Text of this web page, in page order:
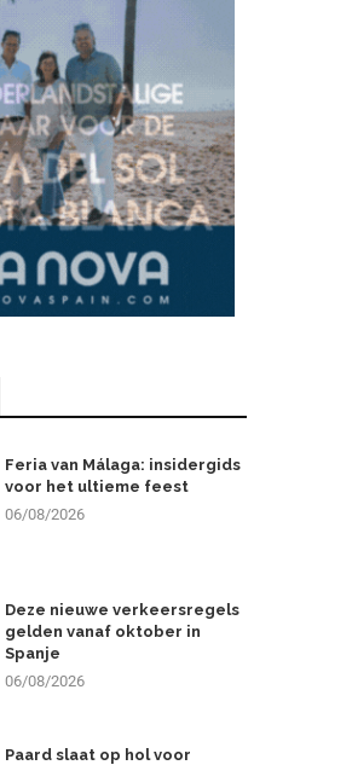
Feria van Málaga: insidergids
voor het ultieme feest
06/08/2026
Deze nieuwe verkeersregels
gelden vanaf oktober in
Spanje
06/08/2026
Paard slaat op hol voor